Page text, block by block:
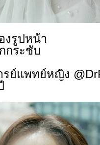
งรูปหน้า
กระชับ
รย์แพทย์หญิง